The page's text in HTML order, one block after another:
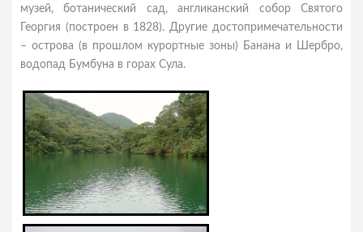
музей, ботанический сад, англиканский собор Святого
Георгия (построен в 1828). Другие достопримечательности
– острова (в прошлом курортные зоны) Банана и Шербро,
водопад Бумбуна в горах Сула.